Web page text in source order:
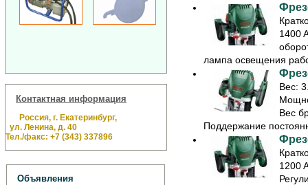
Контактная информация
Россия, г. Екатеринбург,
ул. Ленина, д. 40
Тел./факс: +7 (343) 337896
Объявления
1400
лампа освещения
Вес:
Вес
Поддержание
1200